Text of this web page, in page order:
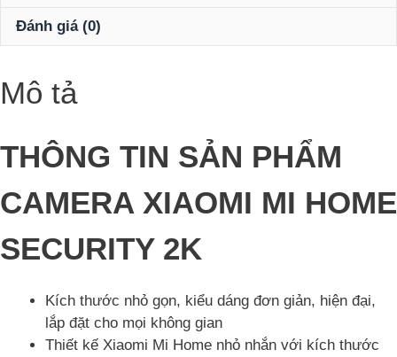
Đánh giá (0)
Mô tả
THÔNG TIN SẢN PHẨM
CAMERA XIAOMI MI HOME
SECURITY 2K
Kích thước nhỏ gọn, kiểu dáng đơn giản, hiện đại,
lắp đặt cho mọi không gian
Thiết kế Xiaomi Mi Home nhỏ nhắn với kích thước